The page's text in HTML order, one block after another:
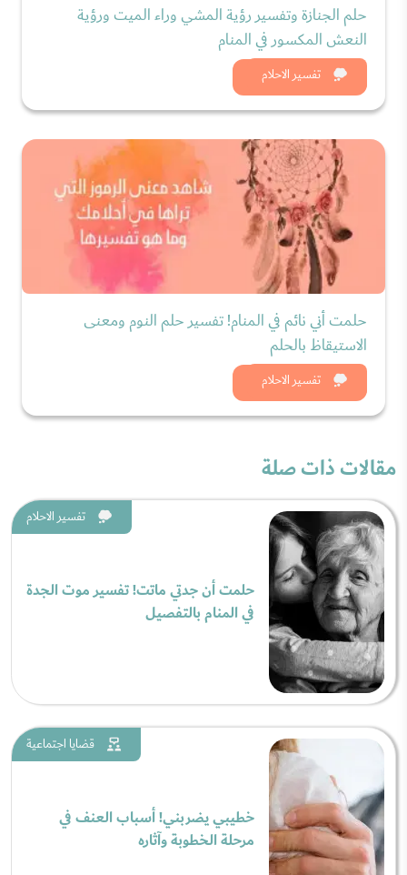
تفسير الاحلام
حلم الجنازة وتفسير رؤية المشي وراء الميت ورؤية
النعش المكسور في المنام
شاهد الان
تفسير الاحلام
حلمت أني نائم في المنام! تفسير حلم النوم ومعنى
الاستيقاظ بالحلم
شاهد الان
مقالات ذات صلة
تفسير الاحلام
حلمت أن جدتي ماتت! تفسير موت الجدة
في المنام بالتفصيل
قضايا اجتماعية
خطيبي يضربني! أسباب العنف في
مرحلة الخطوبة وآثاره